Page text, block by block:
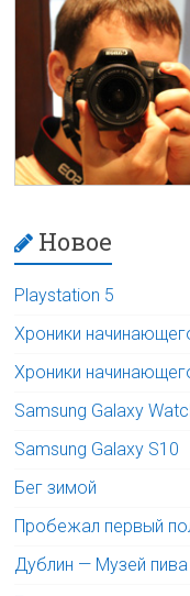
Новое
Playstation 5
Хроники
Хроники
Samsung Galaxy
Samsung Galaxy S10
Бег зимой
Пробежал первый
Дублин — Музей пива